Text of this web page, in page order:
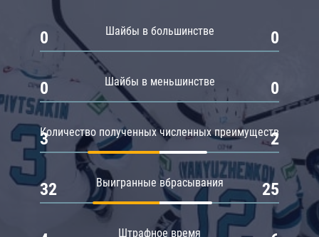
Шайбы в большинстве
0 0
Шайбы в меньшинстве
0 0
Количество полученных численных преимуществ
3 2
Выигранные вбрасывания
32 25
Штрафное время